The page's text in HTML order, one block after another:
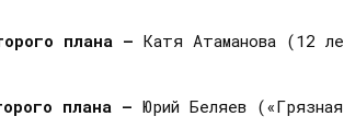
плана — Катя Атаманова (12
плана — Юрий Беляев